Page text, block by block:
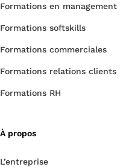
Formations en management
Formations softskills
Formations commerciales
Formations relations clients
Formations RH
À propos
L’entreprise